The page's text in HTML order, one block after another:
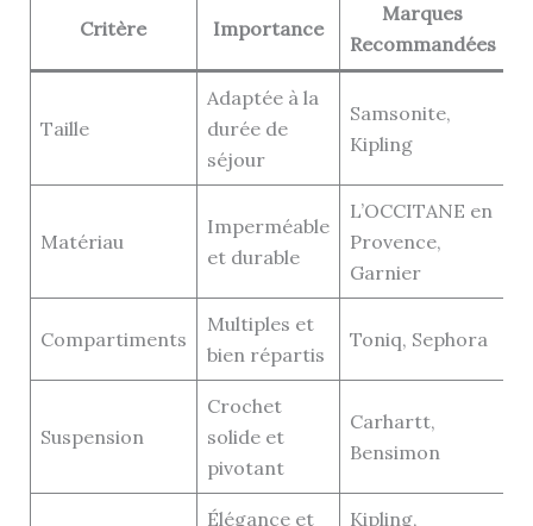
Critère Importance
Marques
Recommandées
Taille
Adaptée à la
durée de
séjour
Samsonite,
Kipling
Matériau
Imperméable
et durable
L’OCCITANE en
Provence,
Garnier
Compartiments
Multiples et
bien répartis
Toniq, Sephora
Suspension
Crochet
solide et
pivotant
Carhartt,
Bensimon
Élégance et Kipling,